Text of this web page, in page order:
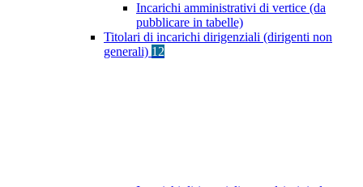
Incarichi amministrativi di vertice (da
pubblicare in tabelle)
Titolari di incarichi dirigenziali (dirigenti non
generali) 12